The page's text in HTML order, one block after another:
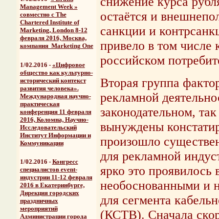
Management Week »
совместно с The
Chartered Institute of
Marketing, London 8-12
февраля 2016, Москва,
компания Marketing One
1/02.2016 - «Цифровое
общество как культурно-
исторический контекст
развития человека».
Международная научно-
практическая
конференция 11 февраля
2016, Коломна, Научно-
Исследовательский
Институт Информации и
Коммуникации
1/02.2016 - Конгресс
специалистов event-
индустрии 11-12 февраля
2016 в Екатеринбурге,
Дирекция городских
праздничных
мероприятий
Администрации города
остаётся и
санкции и
привело в том
российском
Вторая группа
рекламной
законодательном,
вынуждены
произошло
для рекламной
ярко это
необоснованными и
для сегмента
(КСТВ). Сначала